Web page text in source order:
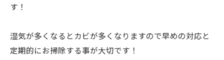
す！
湿気が多くなるとカビが多くなりますので早めの対応と
定期的にお掃除する事が大切です！